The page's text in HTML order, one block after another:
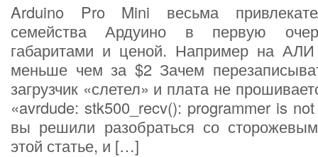
Arduino Pro Mini весьма
семейства Ардуино в первую
габаритами и ценой. Например на
меньше чем за $2 Зачем
загрузчик «слетел» и плата не
«avrdude: stk500_recv(): programmer is
вы решили разобраться со
этой статье, и […]